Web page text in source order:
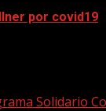
por covid19
Solidario